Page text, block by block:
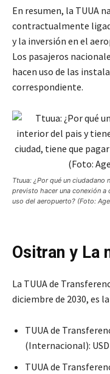
En resumen, la TUUA
contractualmente
y la inversión en el
Los pasajeros
hacen uso de las
correspondiente.
Ttuua: ¿Por qué un
previsto hacer una conexión a
uso del aeropuerto? (Foto:
Ositran y La
La TUUA de
diciembre de 2030, es
TUUA de
(Internacional):
TUUA de